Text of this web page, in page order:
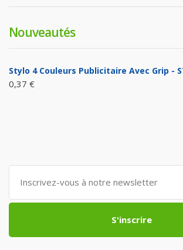
Nouveautés
Stylo 4 Couleurs Publicitaire Avec Grip -
0,37 €
S'inscrire